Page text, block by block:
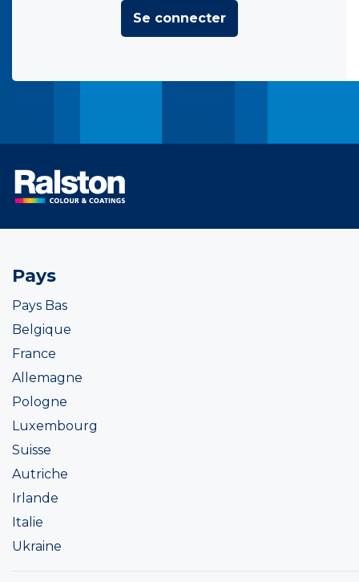
Se connecter
Pays
Pays Bas
Belgique
France
Allemagne
Pologne
Luxembourg
Suisse
Autriche
Irlande
Italie
Ukraine